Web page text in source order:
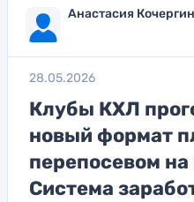
Анастасия
28.05.2026
Клубы КХЛ
новый формат
перепосевом
Система